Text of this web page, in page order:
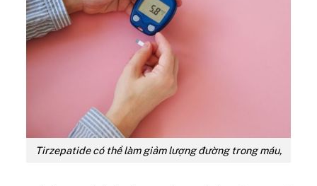
Tirzepatide có thể làm giảm lượng đường trong máu,